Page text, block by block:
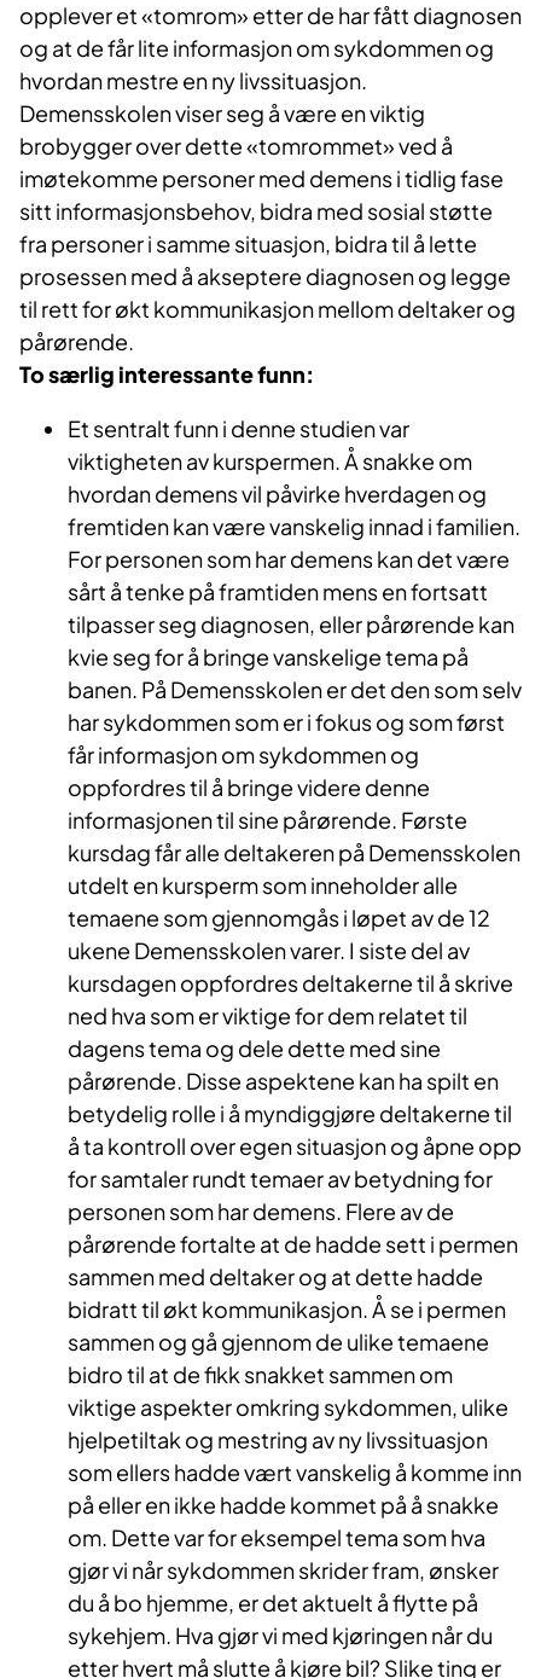
opplever et «tomrom» etter de har fått diagnosen
og at de får lite informasjon om sykdommen og
hvordan mestre en ny livssituasjon.
Demensskolen viser seg å være en viktig
brobygger over dette «tomrommet» ved å
imøtekomme personer med demens i tidlig fase
sitt informasjonsbehov, bidra med sosial støtte
fra personer i samme situasjon, bidra til å lette
prosessen med å akseptere diagnosen og legge
til rett for økt kommunikasjon mellom deltaker og
pårørende.
To særlig interessante funn:
Et sentralt funn i denne studien var
viktigheten av kurspermen. Å snakke om
hvordan demens vil påvirke hverdagen og
fremtiden kan være vanskelig innad i familien.
For personen som har demens kan det være
sårt å tenke på framtiden mens en fortsatt
tilpasser seg diagnosen, eller pårørende kan
kvie seg for å bringe vanskelige tema på
banen. På Demensskolen er det den som selv
har sykdommen som er i fokus og som først
får informasjon om sykdommen og
oppfordres til å bringe videre denne
informasjonen til sine pårørende. Første
kursdag får alle deltakeren på Demensskolen
utdelt en kursperm som inneholder alle
temaene som gjennomgås i løpet av de 12
ukene Demensskolen varer. I siste del av
kursdagen oppfordres deltakerne til å skrive
ned hva som er viktige for dem relatet til
dagens tema og dele dette med sine
pårørende. Disse aspektene kan ha spilt en
betydelig rolle i å myndiggjøre deltakerne til
å ta kontroll over egen situasjon og åpne opp
for samtaler rundt temaer av betydning for
personen som har demens. Flere av de
pårørende fortalte at de hadde sett i permen
sammen med deltaker og at dette hadde
bidratt til økt kommunikasjon. Å se i permen
sammen og gå gjennom de ulike temaene
bidro til at de fikk snakket sammen om
viktige aspekter omkring sykdommen, ulike
hjelpetiltak og mestring av ny livssituasjon
som ellers hadde vært vanskelig å komme inn
på eller en ikke hadde kommet på å snakke
om. Dette var for eksempel tema som hva
gjør vi når sykdommen skrider fram, ønsker
du å bo hjemme, er det aktuelt å flytte på
sykehjem. Hva gjør vi med kjøringen når du
etter hvert må slutte å kjøre bil? Slike ting er